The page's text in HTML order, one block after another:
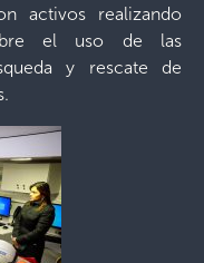
activos realizando
el uso de las
y rescate de